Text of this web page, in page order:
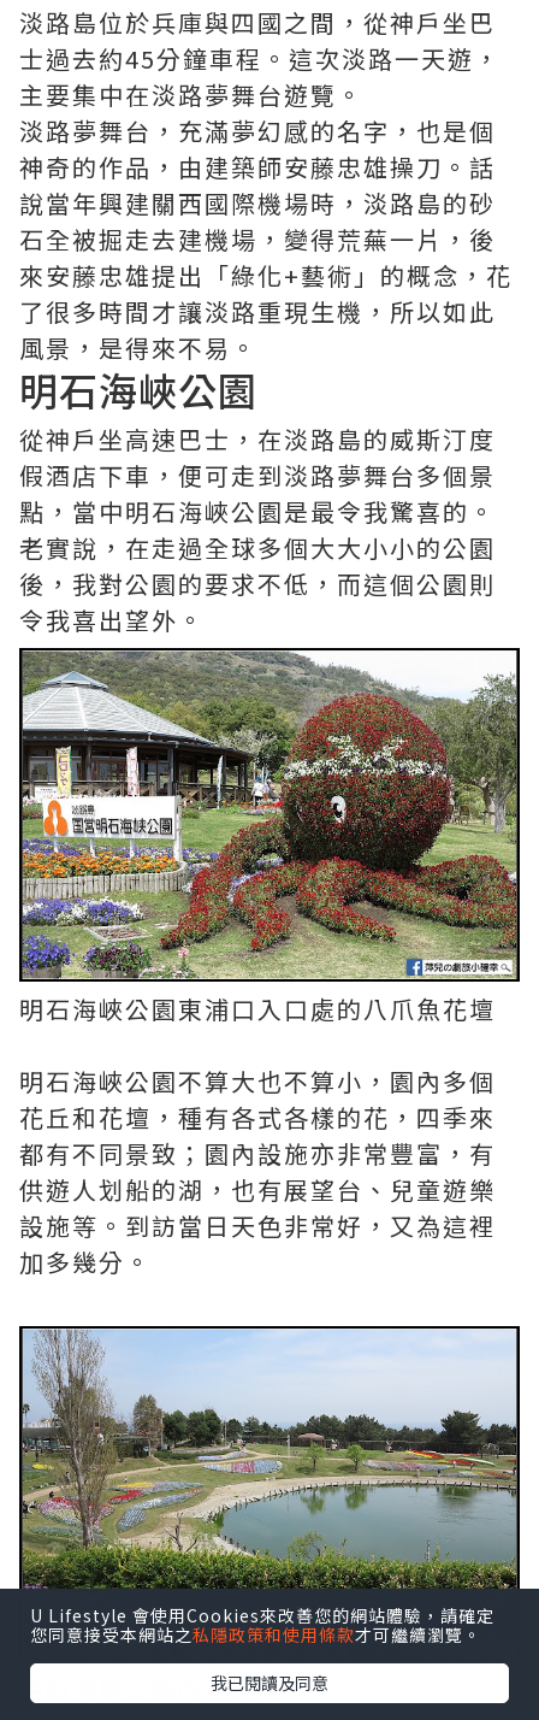
淡路島位於兵庫與四國之間，從神戶坐巴
士過去約45分鐘車程。這次淡路一天遊，
主要集中在淡路夢舞台遊覽。
淡路夢舞台，充滿夢幻感的名字，也是個
神奇的作品，由建築師安藤忠雄操刀。話
說當年興建關西國際機場時，淡路島的砂
石全被掘走去建機場，變得荒蕪一片，後
來安藤忠雄提出「綠化+藝術」的概念，花
了很多時間才讓淡路重現生機，所以如此
風景，是得來不易。
明石海峽公園
從神戶坐高速巴士，在淡路島的威斯汀度
假酒店下車，便可走到淡路夢舞台多個景
點，當中明石海峽公園是最令我驚喜的。
老實說，在走過全球多個大大小小的公園
後，我對公園的要求不低，而這個公園則
令我喜出望外。
明石海峽公園東浦口入口處的八爪魚花壇
明石海峽公園不算大也不算小，園內多個
花丘和花壇，種有各式各樣的花，四季來
都有不同景致；園內設施亦非常豐富，有
供遊人划船的湖，也有展望台、兒童遊樂
設施等。到訪當日天色非常好，又為這裡
加多幾分。
明石海峽公園的花與湖
U Lifestyle 會使用Cookies來改善您的網站體驗，請確定
您同意接受本網站之私隱政策和使用條款才可繼續瀏覽。
我已閱讀及同意